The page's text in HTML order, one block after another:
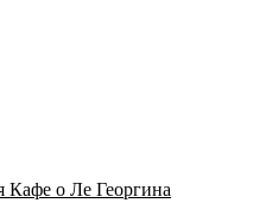
Георгина